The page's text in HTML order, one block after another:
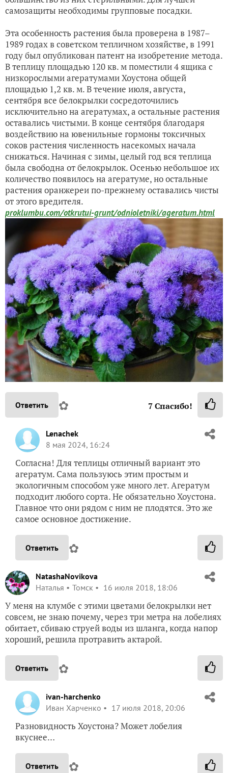
самозащиты необходимы групповые посадки.
Эта особенность растения была проверена в 1987–
1989 годах в советском тепличном хозяйстве, в 1991
году был опубликован патент на изобретение метода.
В теплицу площадью 120 кв. м поместили 4 ящика с
низкорослыми агератумами Хоустона общей
площадью 1,2 кв. м. В течение июля, августа,
сентября все белокрылки сосредоточились
исключительно на агератумах, а остальные растения
оставались чистыми. В конце сентября благодаря
воздействию на ювенильные гормоны токсичных
соков растения численность насекомых начала
снижаться. Начиная с зимы, целый год вся теплица
была свободна от белокрылок. Осенью небольшое их
количество появилось на агератуме, но остальные
растения оранжереи по-прежнему оставались чисты
от этого вредителя.
proklumbu.com/otkrutui-grunt/odnioletniki/ageratum.html
Ответить ✿ 7Спасибо!
Lenachek
8 мая 2024, 16:24
Согласна! Для теплицы отличный вариант это
агератум. Сама пользуюсь этим простым и
экологичным способом уже много лет. Агератум
подходит любого сорта. Не обязательно Хоустона.
Главное что они рядом с ним не плодятся. Это же
самое основное достижение.
Ответить ✿
NatashaNovikova
Наталья
Томск 16 июля 2018, 18:06
У меня на клумбе с этими цветами белокрылки нет
совсем, не знаю почему, через три метра на лобелиях
обитает, сбиваю струей воды из шланга, когда напор
хороший, решила протравить актарой.
Ответить ✿
ivan-harchenko
Иван Харченко
17 июля 2018, 20:06
Разновидность Хоустона? Может лобелия
вкуснее…
Ответить ✿